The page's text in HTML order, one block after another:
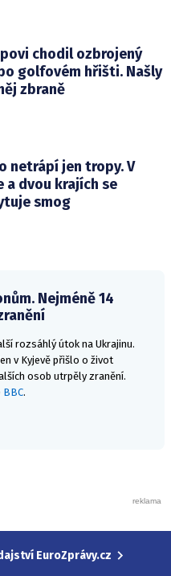
chodil ozbrojený
golfovém hřišti. Našly
zbraně
netrápí jen tropy. V
a dvou krajích se
smog
Nejméně 14
rozsáhlý útok na Ukrajinu.
v Kyjevě přišlo o život
osob utrpěly zranění.
BBC.
EuroZprávy.cz